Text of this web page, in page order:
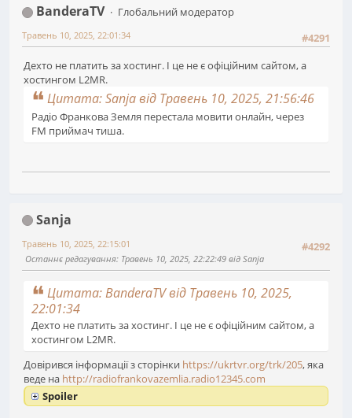
BanderaTV
Глобальний модератор
#4291
Травень 10, 2025, 22:01:34
Дехто не платить за хостинг. І це не є офіційним сайтом, а
хостингом L2MR.
Цитата: Sanja від Травень 10, 2025, 21:56:46
Радіо Франкова Земля перестала мовити онлайн, через
FM приймач тиша.
Sanja
#4292
Травень 10, 2025, 22:15:01
Останнє редагування: Травень 10, 2025, 22:22:49 від Sanja
Цитата: BanderaTV від Травень 10, 2025,
22:01:34
Дехто не платить за хостинг. І це не є офіційним сайтом, а
хостингом L2MR.
Довірився інформації з сторінки https://ukrtvr.org/trk/205, яка
веде на http://radiofrankovazemlia.radio12345.com
Spoiler